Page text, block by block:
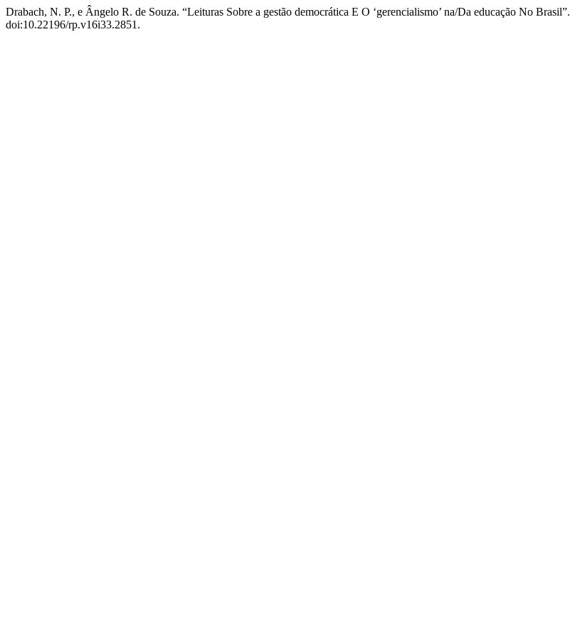
Drabach, N. P., e Ângelo R. de Souza. “Leituras Sobre a gestão democrática E O ‘gerencialismo’ na/Da educação No Brasil”.
doi:10.22196/rp.v16i33.2851.